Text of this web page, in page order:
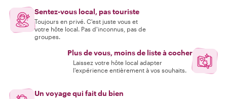
Sentez-vous local, pas touriste
Toujours en privé. C'est juste vous et
votre hôte local. Pas d'inconnus, pas de
groupes.
Plus de vous, moins de liste à cocher
Laissez votre hôte local adapter
l'expérience entièrement à vos souhaits.
Un voyage qui fait du bien